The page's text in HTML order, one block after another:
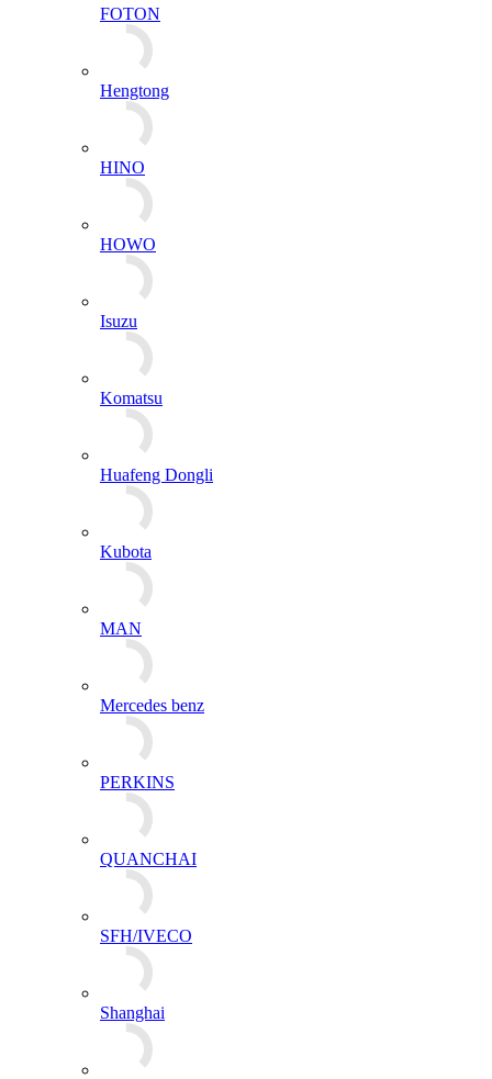
FOTON
Hengtong
HINO
HOWO
Isuzu
Komatsu
Huafeng Dongli
Kubota
MAN
Mercedes benz
PERKINS
QUANCHAI
SFH/IVECO
Shanghai